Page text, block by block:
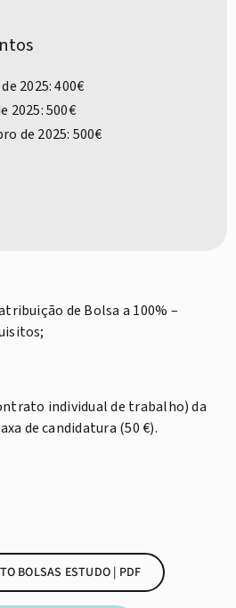
2025: 400€
2025: 500€
de 2025: 500€
de Bolsa a 100% –
individual de trabalho) da
de candidatura (50 €).
BOLSAS ESTUDO | PDF